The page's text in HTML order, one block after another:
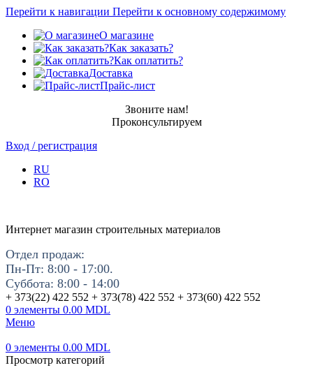
Перейти к навигации Перейти к основному содержимому
О магазине
Как заказать?
Как оплатить?
Доставка
Прайс-лист
Звоните нам!
Проконсультируем
Вход / регистрация
RU
RO
Интернет магазин строительных материалов
Отдел продаж:
Пн-Пт: 8:00 - 17:00.
Суббота: 8:00 - 14:00
+ 373(22) 422 552 + 373(78) 422 552 + 373(60) 422 552
0 элементы 0.00 MDL
Меню
0 элементы 0.00 MDL
Просмотр категорий